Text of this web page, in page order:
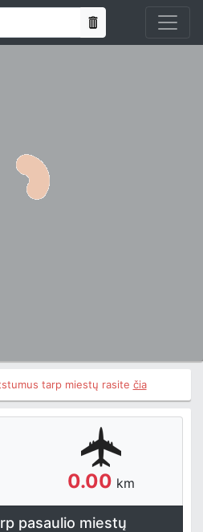
tarp miestų rasite čia
0.00 km
pasaulio miestų